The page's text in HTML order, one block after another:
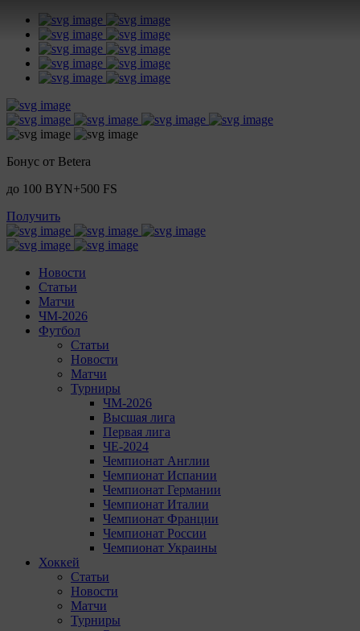
Бонус от Betera
до 100 BYN+500 FS
Получить
Новости
Статьи
Матчи
ЧМ-2026
Футбол
Статьи
Новости
Матчи
Турниры
ЧМ-2026
Высшая лига
Первая лига
ЧЕ-2024
Чемпионат Англии
Чемпионат Испании
Чемпионат Германии
Чемпионат Италии
Чемпионат Франции
Чемпионат России
Чемпионат Украины
Хоккей
Статьи
Новости
Матчи
Турниры